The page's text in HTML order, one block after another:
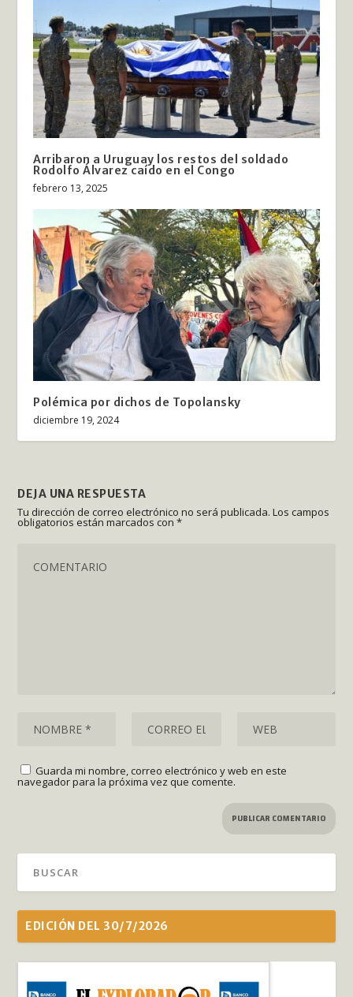
Arribaron a Uruguay los restos del soldado
Rodolfo Álvarez caído en el Congo
febrero 13, 2025
Polémica por dichos de Topolansky
diciembre 19, 2024
DEJA UNA RESPUESTA
Tu dirección de correo electrónico no será publicada. Los campos
obligatorios están marcados con*
Guarda mi nombre, correo electrónico y web en este
navegador para la próxima vez que comente.
EDICIÓN DEL 30/7/2026